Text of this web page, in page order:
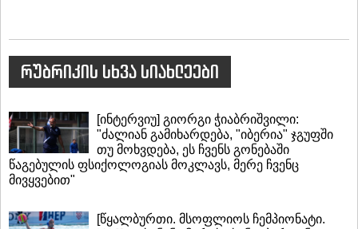
რუბრიკის სხვა სიახლეები
[ინტერვიუ] გიორგი ჭიაბრიშვილი:
"ძალიან გამიხარდება, "იბერია" ჯგუფში
თუ მოხვდება, ეს ჩვენს გონებაში
წაგებულის ფსიქოლოგიას მოკლავს, მერე ჩვენც
მივყვებით"
[წყალბურთი. მსოფლიოს ჩემპიონატი.